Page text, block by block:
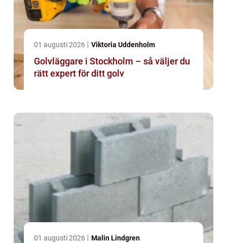
01 augusti 2026 Viktoria Uddenholm
Golvläggare i Stockholm – så väljer du
rätt expert för ditt golv
01 augusti 2026 Malin Lindgren